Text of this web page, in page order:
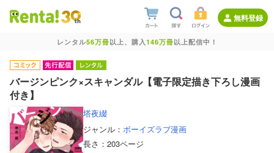
無料登録
レンタル56万冊以上、購入146万冊以上配信中！
バージンピンク×スキャンダル【電子限定描き下ろし漫画
付き】
塔夜綴
ジャンル： ボーイズラブ漫画
長さ： 203ページ